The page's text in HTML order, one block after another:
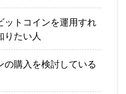
ットコインを運用すれ
りたい人
の購入を検討している